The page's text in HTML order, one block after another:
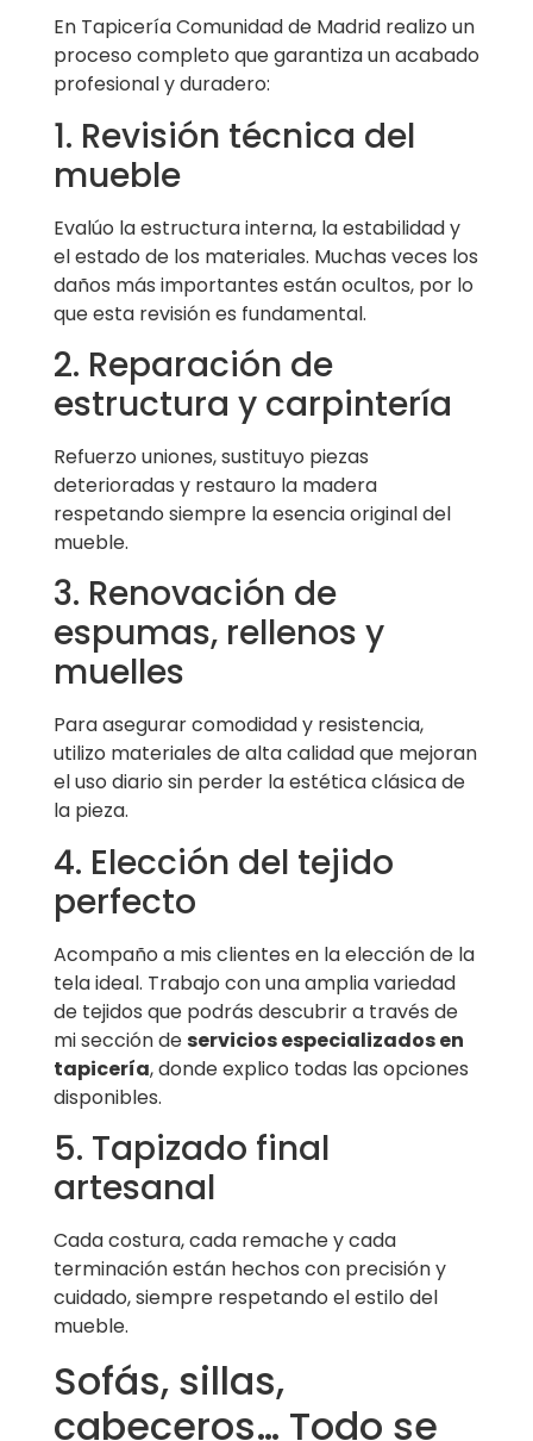
En Tapicería Comunidad de Madrid realizo un
proceso completo que garantiza un acabado
profesional y duradero:
1. Revisión técnica del
mueble
Evalúo la estructura interna, la estabilidad y
el estado de los materiales. Muchas veces los
daños más importantes están ocultos, por lo
que esta revisión es fundamental.
2. Reparación de
estructura y carpintería
Refuerzo uniones, sustituyo piezas
deterioradas y restauro la madera
respetando siempre la esencia original del
mueble.
3. Renovación de
espumas, rellenos y
muelles
Para asegurar comodidad y resistencia,
utilizo materiales de alta calidad que mejoran
el uso diario sin perder la estética clásica de
la pieza.
4. Elección del tejido
perfecto
Acompaño a mis clientes en la elección de la
tela ideal. Trabajo con una amplia variedad
de tejidos que podrás descubrir a través de
mi sección de servicios especializados en
tapicería, donde explico todas las opciones
disponibles.
5. Tapizado final
artesanal
Cada costura, cada remache y cada
terminación están hechos con precisión y
cuidado, siempre respetando el estilo del
mueble.
Sofás, sillas,
cabeceros… Todo se